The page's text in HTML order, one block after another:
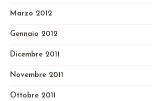
Marzo 2012
Gennaio 2012
Dicembre 2011
Novembre 2011
Ottobre 2011